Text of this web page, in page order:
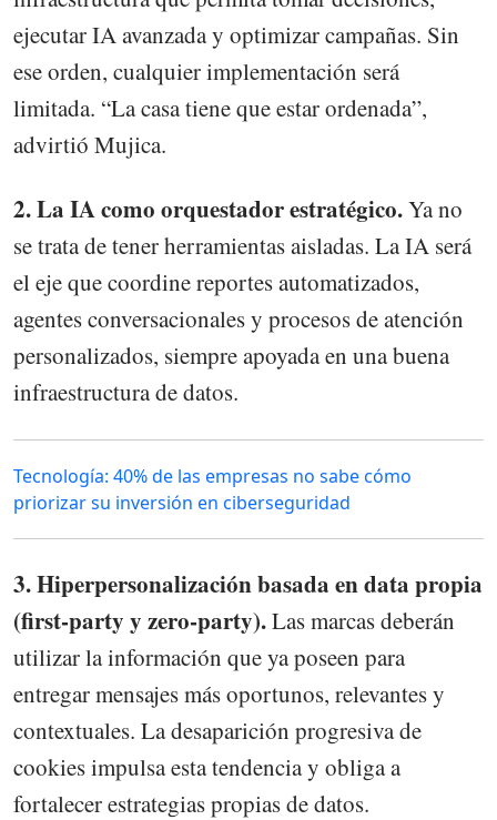
ejecutar IA avanzada y optimizar campañas. Sin
ese orden, cualquier implementación será
limitada. “La casa tiene que estar ordenada”,
advirtió Mujica.
2. La IA como orquestador estratégico.Ya no
se trata de tener herramientas aisladas. La IA será
el eje que coordine reportes automatizados,
agentes conversacionales y procesos de atención
personalizados, siempre apoyada en una buena
infraestructura de datos.
Tecnología: 40% de las empresas no sabe cómo
priorizar su inversión en ciberseguridad
3. Hiperpersonalización basada en data propia
(first-party y zero-party).Las marcas deberán
utilizar la información que ya poseen para
entregar mensajes más oportunos, relevantes y
contextuales. La desaparición progresiva de
cookies impulsa esta tendencia y obliga a
fortalecer estrategias propias de datos.